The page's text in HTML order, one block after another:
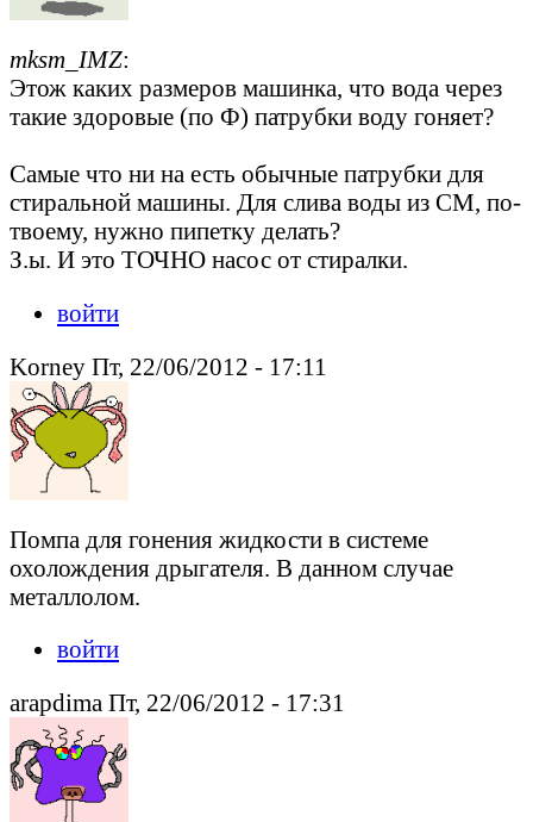
mksm_IMZ:
Этож каких размеров машинка, что вода через
такие здоровые (по Ф) патрубки воду гоняет?
Самые что ни на есть обычные патрубки для
стиральной машины. Для слива воды из СМ, по-
твоему, нужно пипетку делать?
З.ы. И это ТОЧНО насос от стиралки.
войти
Korney Пт, 22/06/2012 - 17:11
Помпа для гонения жидкости в системе
охолождения дрыгателя. В данном случае
металлолом.
войти
arapdima Пт, 22/06/2012 - 17:31